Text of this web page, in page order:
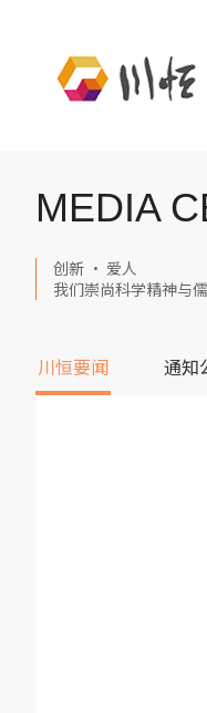
MEDIA
创新 · 爱人
我们崇尚科学精神与
川恒要闻 通知